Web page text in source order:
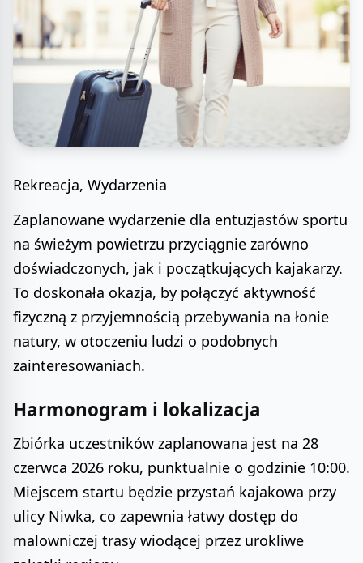
Rekreacja, Wydarzenia
Zaplanowane wydarzenie dla entuzjastów sportu
na świeżym powietrzu przyciągnie zarówno
doświadczonych, jak i początkujących kajakarzy.
To doskonała okazja, by połączyć aktywność
fizyczną z przyjemnością przebywania na łonie
natury, w otoczeniu ludzi o podobnych
zainteresowaniach.
Harmonogram i lokalizacja
Zbiórka uczestników zaplanowana jest na 28
czerwca 2026 roku, punktualnie o godzinie 10:00.
Miejscem startu będzie przystań kajakowa przy
ulicy Niwka, co zapewnia łatwy dostęp do
malowniczej trasy wiodącej przez urokliwe